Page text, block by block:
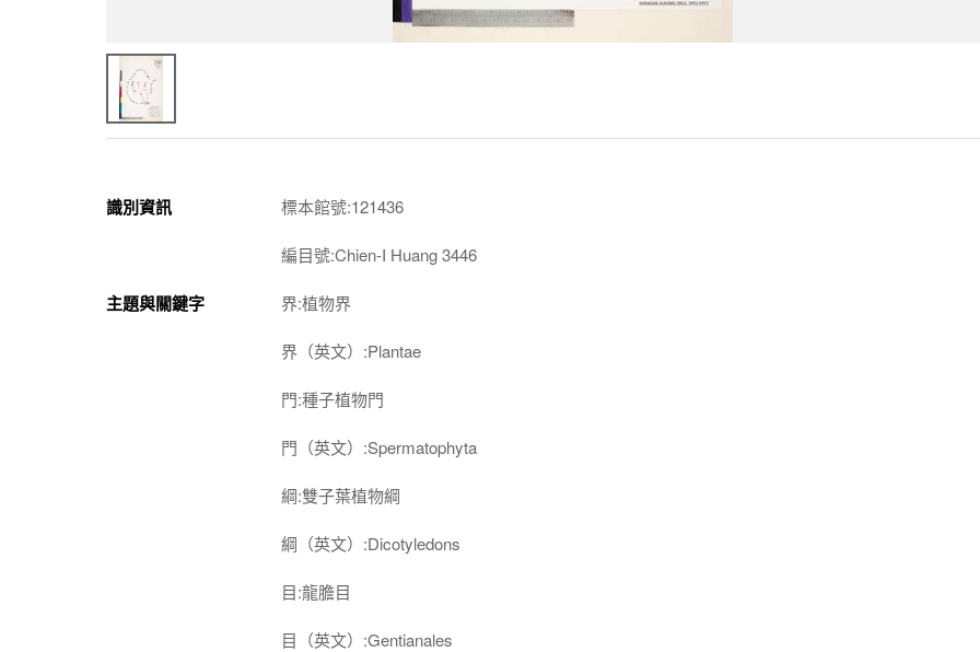
識別資訊 標本館號:121436
編目號:Chien-I Huang 3446
主題與關鍵字 界:植物界
界（英文）:Plantae
門:種子植物門
門（英文）:Spermatophyta
綱:雙子葉植物綱
綱（英文）:Dicotyledons
目:龍膽目
目（英文）:Gentianales